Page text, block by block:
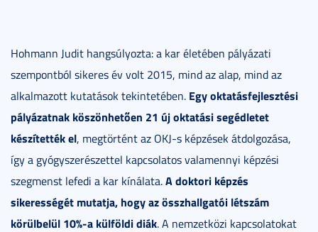
Hohmann Judit hangsúlyozta: a kar életében pályázati
szempontból sikeres év volt 2015, mind az alap, mind az
alkalmazott kutatások tekintetében. Egy oktatásfejlesztési
pályázatnak köszönhetően 21 új oktatási segédletet
készítették el, megtörtént az OKJ-s képzések átdolgozása,
így a gyógyszerészettel kapcsolatos valamennyi képzési
szegmenst lefedi a kar kínálata.A doktori képzés
sikerességét mutatja, hogy az összhallgatói létszám
körülbelül 10%-a külföldi diák. A nemzetközi kapcsolatokat